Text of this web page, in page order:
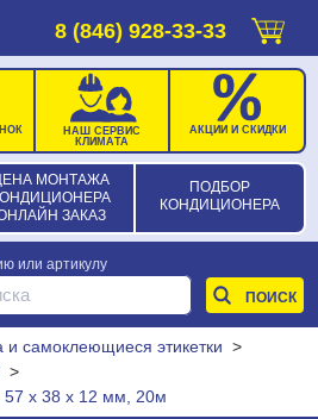
8 (846) 928-33-33
МОНТАЖА
ЗАКАЗ
ПОДБОР
КОНДИЦИОНЕРА
НАШ СЕРВИС
КЛИМАТА
АКЦИИ И СКИДКИ
или артикулу
и самоклеющиеся этикетки >
>
57 х 38 х 12 мм, 20м